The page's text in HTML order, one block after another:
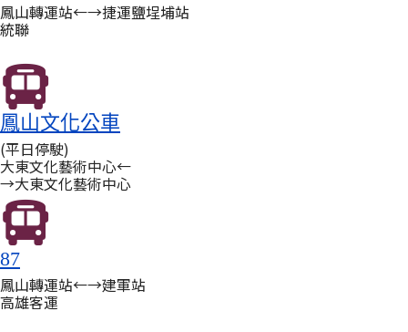
鳳山轉運站←→捷運鹽埕埔站
統聯
鳳山文化公車
(平日停駛)
大東文化藝術中心←
→大東文化藝術中心
87
鳳山轉運站←→建軍站
高雄客運